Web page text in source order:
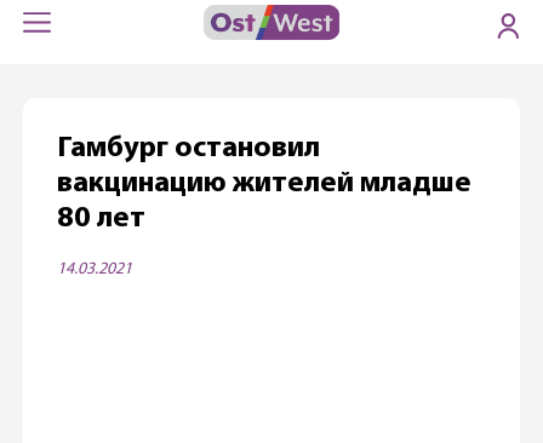
Гамбург остановил
вакцинацию жителей младше
80 лет
14.03.2021